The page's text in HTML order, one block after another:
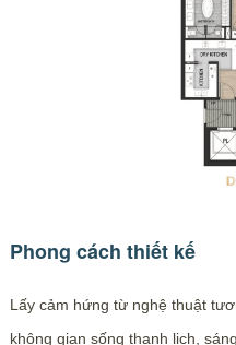
Phong cách thiết kế
Lấy cảm hứng từ nghệ thuật
không gian sống thanh lịch,